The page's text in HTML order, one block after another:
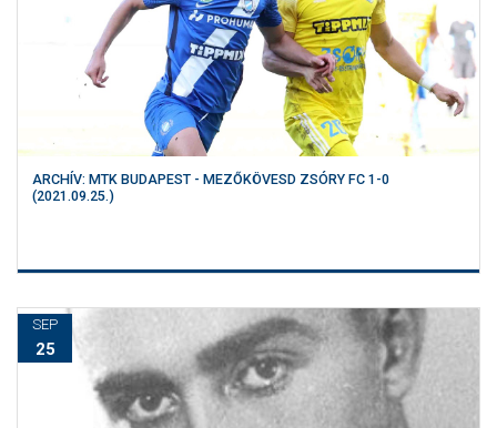
ARCHÍV: MTK BUDAPEST - MEZŐKÖVESD ZSÓRY FC 1-0
(2021.09.25.)
SEP
25